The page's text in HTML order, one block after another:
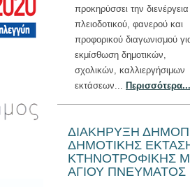
προκηρύσσει την διενέργεια
πλειοδοτικού, φανερού και
προφορικού διαγωνισμού
εκμίσθωση δημοτικών,
σχολικών, καλλιεργήσιμων
εκτάσεων... Περισσότερα...
ΔΙΑΚΗΡΥΞΗ
ΔΗΜΟΤΙΚΗΣ
ΚΤΗΝΟΤΡΟΦΙΚΗΣ
ΑΓΙΟΥ ΠΝΕΥΜΑΤΟΣ